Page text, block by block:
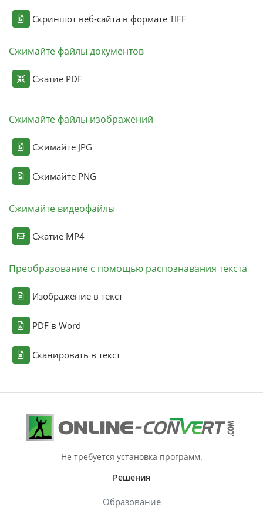
Скриншот веб-сайта в формате TIFF
Сжимайте файлы документов
Сжатие PDF
Сжимайте файлы изображений
Сжимайте JPG
Сжимайте PNG
Сжимайте видеофайлы
Сжатие MP4
Преобразование с помощью распознавания текста
Изображение в текст
PDF в Word
Сканировать в текст
Не требуется установка программ.
Решения
Образование